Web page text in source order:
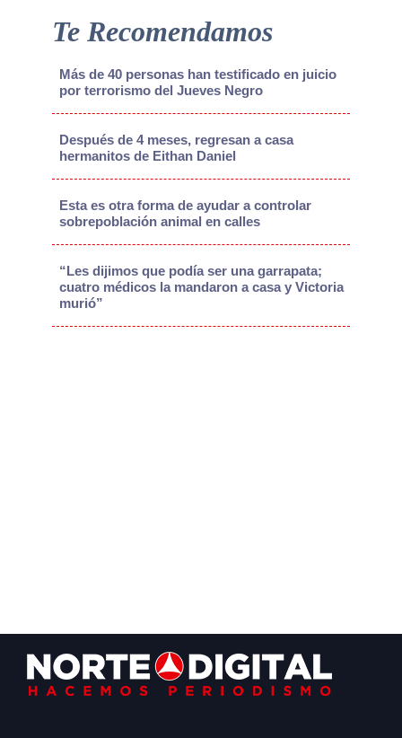
Te Recomendamos
Más de 40 personas han testificado en juicio
por terrorismo del Jueves Negro
Después de 4 meses, regresan a casa
hermanitos de Eithan Daniel
Esta es otra forma de ayudar a controlar
sobrepoblación animal en calles
“Les dijimos que podía ser una garrapata;
cuatro médicos la mandaron a casa y Victoria
murió”
Footer